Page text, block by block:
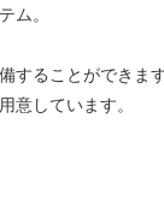
ム。
することができま
意しています。